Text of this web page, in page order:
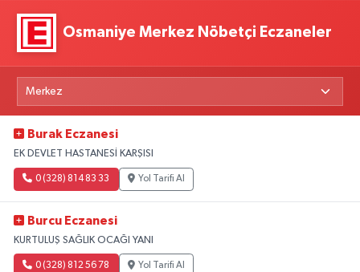
Osmaniye Merkez Nöbetçi Eczaneler
Burak Eczanesi
EK DEVLET HASTANESİ KARŞISI
0 (328) 814 83 33 Yol Tarifi Al
Burcu Eczanesi
KURTULUŞ SAĞLIK OCAĞI YANI
0 (328) 812 56 78 Yol Tarifi Al